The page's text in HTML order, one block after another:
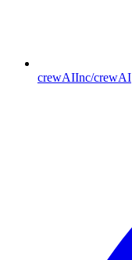
crewAIInc/crewAI